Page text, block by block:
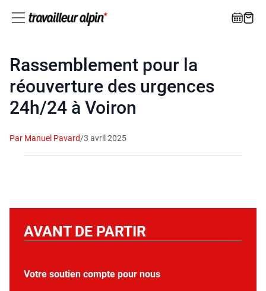
Rassemblement pour la
réouverture des urgences
24h/24 à Voiron
Par Manuel Pavard/3 avril 2025
AVANT DE PARTIR
Votre soutien compte pour nous